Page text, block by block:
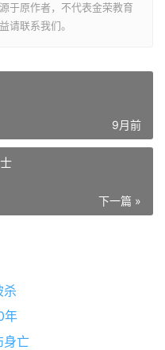
于原作者，不代表金荣教育
请联系我们。
9月前
下一篇 »
杀
年
身亡